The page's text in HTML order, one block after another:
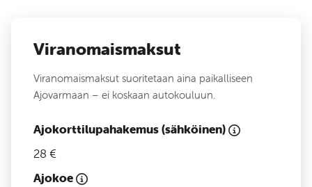
Viranomaismaksut
Viranomaismaksut suoritetaan aina paikalliseen
Ajovarmaan – ei koskaan autokouluun.
Ajokorttilupahakemus (sähköinen)
28 €
Ajokoe